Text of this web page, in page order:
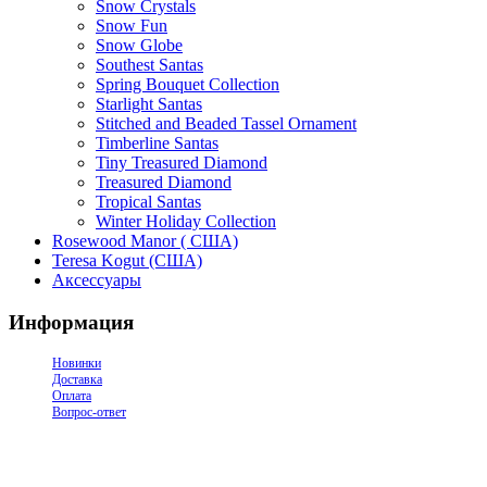
Snow Crystals
Snow Fun
Snow Globe
Southest Santas
Spring Bouquet Collection
Starlight Santas
Stitched and Beaded Tassel Ornament
Timberline Santas
Tiny Treasured Diamond
Treasured Diamond
Tropical Santas
Winter Holiday Collection
Rosewood Manor ( США)
Teresa Kogut (США)
Аксессуары
Информация
Новинки
Доставка
Оплата
Вопрос-ответ